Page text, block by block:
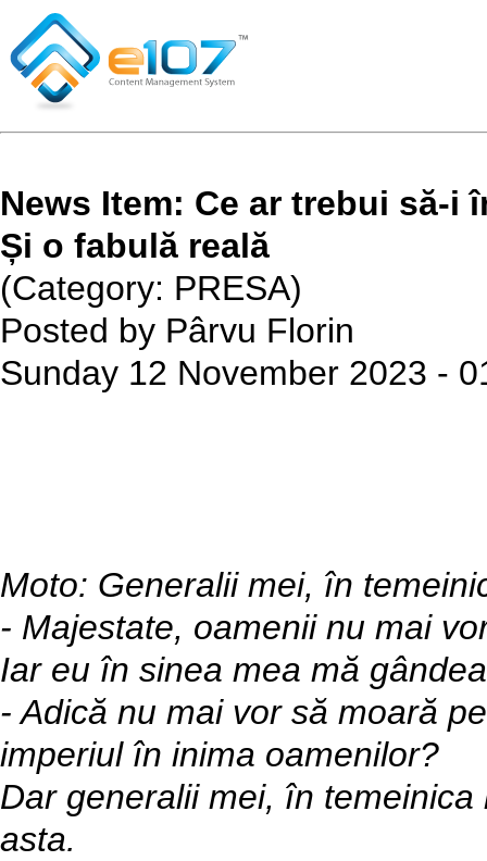
News Item: Ce ar trebui să-i
Și o fabulă reală
(Category: PRESA)
Posted by Pârvu Florin
Sunday 12 November 2023 -
Moto: Generalii mei, în
- Majestate, oamenii nu mai
Iar eu în sinea mea mă
- Adică nu mai vor să moară
imperiul în inima oamenilor?
Dar generalii mei, în
asta.